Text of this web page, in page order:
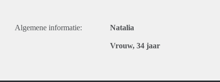
Algemene informatie: Natalia
Vrouw, 34 jaar